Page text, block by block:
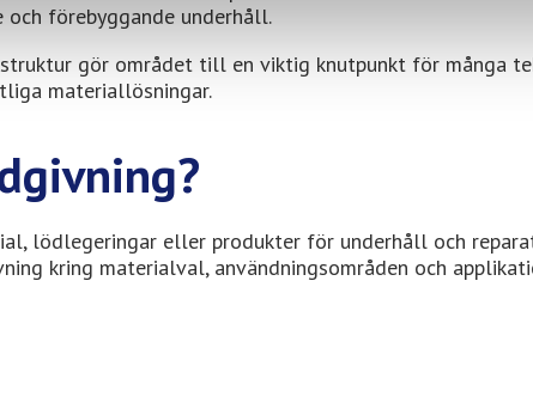
förebyggande underhåll.
gör området till en viktig knutpunkt för många
materiallösningar.
lödlegeringar eller produkter för underhåll och
kring materialval, användningsområden och